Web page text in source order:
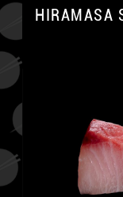
HIRAMASA